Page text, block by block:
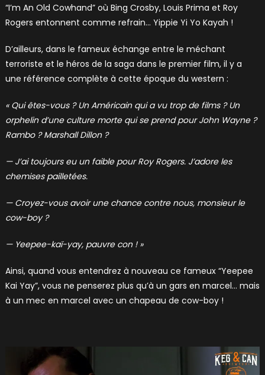
“I’m An Old Cowhand” où Bing Crosby, Louis Prima et Roy
Rogers entonnent comme refrain… Yippie Yi Yo Kayah !
D’ailleurs, dans le fameux échange entre le méchant
terroriste et le héros de la saga dans le premier film, il y a
une référence complète à cette époque du western :
« Qui êtes-vous ? Un Américain qui a vu trop de films ? Un
orphelin d’une culture morte qui se prend pour John Wayne ?
Rambo ? Marshall Dillon ?
— J’ai toujours eu un faible pour Roy Rogers. J’adore les
chemises pailletées.
— Croyez-vous avoir une chance contre nous, monsieur le
cow-boy ?
— Yeepee-kaï-yay, pauvre con ! »
Ainsi, quand vous entendrez à nouveau ce fameux “Yeepee
Kai Yay”, vous ne penserez plus qu’à un gars en marcel… mais
à un mec en marcel avec un chapeau de cow-boy !